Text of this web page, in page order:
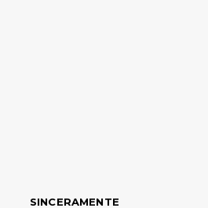
SINCERAMENTE